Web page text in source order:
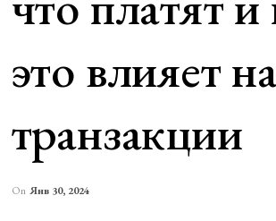
это влияет
транзакции
On Янв 30, 2024